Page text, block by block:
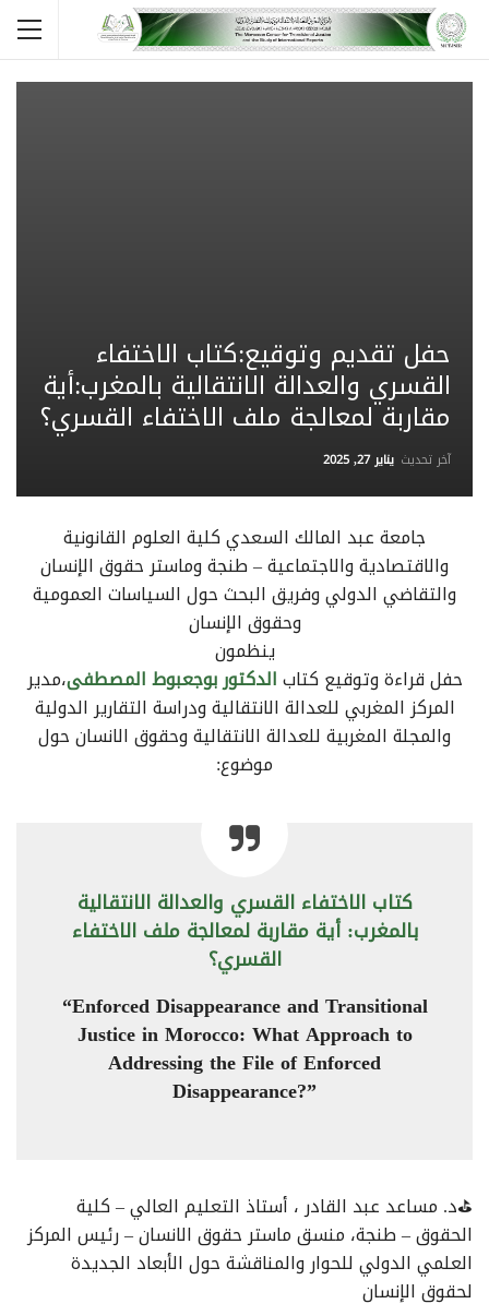
حفل تقديم وتوقيع:كتاب الاختفاء
القسري والعدالة الانتقالية بالمغرب:أية
مقاربة لمعالجة ملف الاختفاء القسري؟
آخر تحديث يناير 27, 2025
جامعة عبد المالك السعدي كلية العلوم القانونية
والاقتصادية والاجتماعية – طنجة وماستر حقوق الإنسان
والتقاضي الدولي وفريق البحث حول السياسات العمومية
وحقوق الإنسان
ينظمون
حفل قراءة وتوقيع كتابالدكتور بوجعبوط المصطفى،مدير
المركز المغربي للعدالة الانتقالية ودراسة التقارير الدولية
والمجلة المغربية للعدالة الانتقالية وحقوق الانسان حول
موضوع:
كتاب الاختفاء القسري والعدالة الانتقالية
بالمغرب: أية مقاربة لمعالجة ملف الاختفاء
القسري؟
“Enforced Disappearance and Transitional
Justice in Morocco: What Approach to
Addressing the File of Enforced
Disappearance?”
⛳د. مساعد عبد القادر ، أستاذ التعليم العالي – كلية
الحقوق – طنجة، منسق ماستر حقوق الانسان – رئيس المركز
العلمي الدولي للحوار والمناقشة حول الأبعاد الجديدة
لحقوق الإنسان